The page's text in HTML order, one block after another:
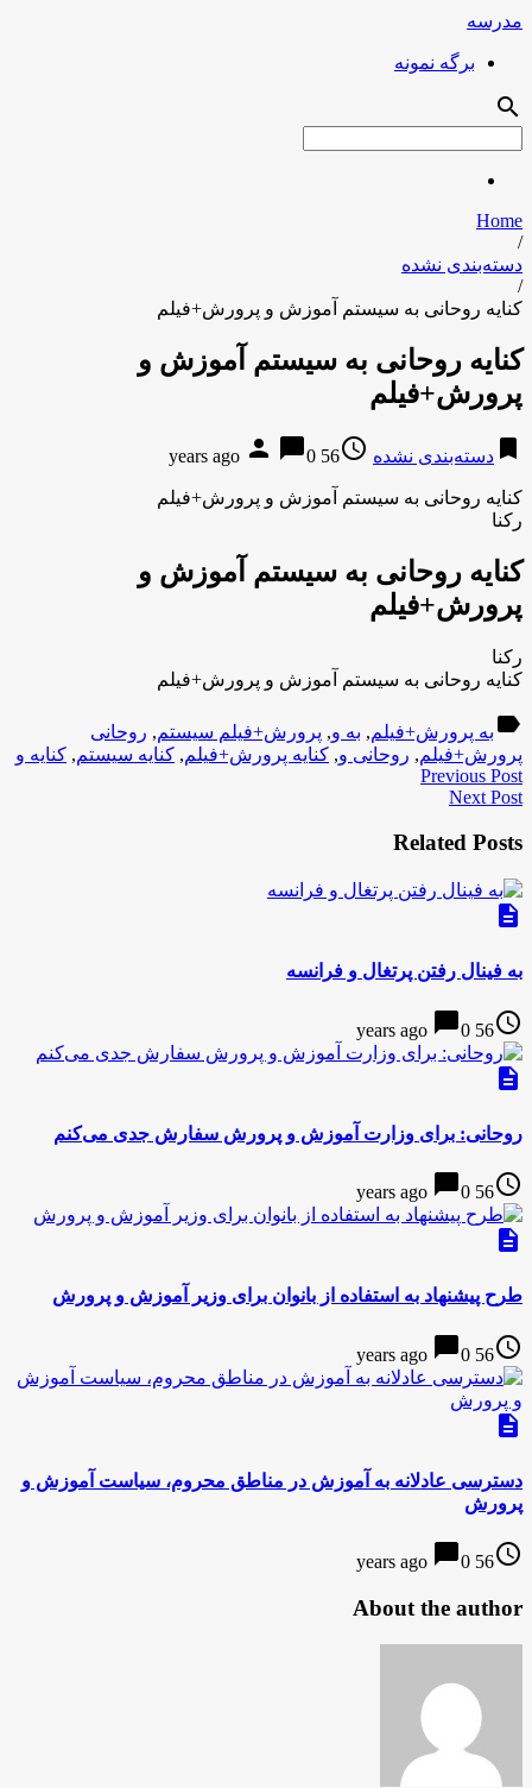
مدرسه
برگه نمونه
search
Home
/
دسته‌بندی نشده
/
کنایه روحانی به سیستم آموزش و پرورش+فیلم
کنایه روحانی به سیستم آموزش و
پرورش+فیلم
bookmark دسته‌بندی نشده access_time
56 years ago
person chat_bubble0
کنایه روحانی به سیستم آموزش و پرورش+فیلم
رکنا
کنایه روحانی به سیستم آموزش و
پرورش+فیلم
رکنا
کنایه روحانی به سیستم آموزش و پرورش+فیلم
label به پرورش+فیلم, به و, پرورش+فیلم سیستم, روحانی
پرورش+فیلم, روحانی و, کنایه پرورش+فیلم, کنایه سیستم, کنایه و
Previous Post
Next Post
Related Posts
description
به فینال رفتن پرتغال و فرانسه
access_time
56 years ago
chat_bubble0
description
روحانی: برای وزارت آموزش و پرورش سفارش جدی می‌کنم
access_time
56 years ago
chat_bubble0
description
طرح پیشنهاد به استفاده از بانوان برای وزیر آموزش و پرورش
access_time
56 years ago
chat_bubble0
description
دسترسی عادلانه به آموزش در مناطق محروم، سیاست آموزش و
پرورش
access_time
56 years ago
chat_bubble0
About the author